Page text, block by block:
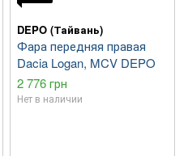
DEPO (Тайвань)
Фара передняя правая
Dacia Logan, MCV DEPO
2 776 грн
Нет в наличии